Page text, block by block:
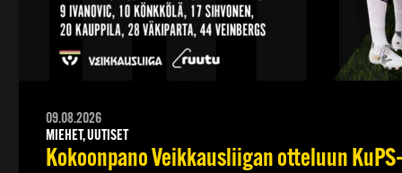
09.08.2026
MIEHET, UUTISET
Kokoonpano Veikkausliigan otteluun